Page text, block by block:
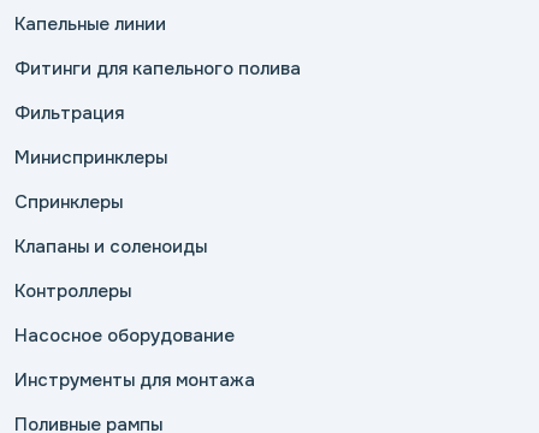
Капельные линии
Фитинги для капельного полива
Фильтрация
Миниспринклеры
Спринклеры
Клапаны и соленоиды
Контроллеры
Насосное оборудование
Инструменты для монтажа
Поливные рампы